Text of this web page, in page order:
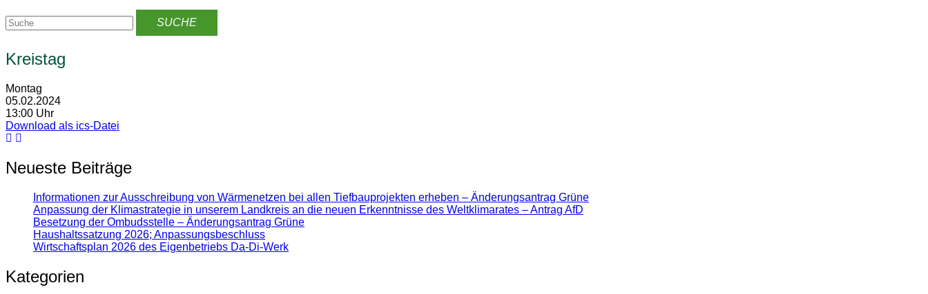
Kreistag
Montag
05.02.2024
13:00 Uhr
Download als ics-Datei
Neueste Beiträge
Informationen zur Ausschreibung von Wärmenetzen bei allen Tiefbauprojekten erheben – Änderungsantrag Grüne
Anpassung der Klimastrategie in unserem Landkreis an die neuen Erkenntnisse des Weltklimarates – Antrag AfD
Besetzung der Ombudsstelle – Änderungsantrag Grüne
Haushaltssatzung 2026; Anpassungsbeschluss
Wirtschaftsplan 2026 des Eigenbetriebs Da-Di-Werk
Kategorien